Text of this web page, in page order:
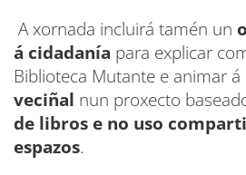
A xornada incluirá tamén un
á cidadanía para explicar
Biblioteca Mutante e animar á
veciñal nun proxecto
de libros e no uso
espazos.